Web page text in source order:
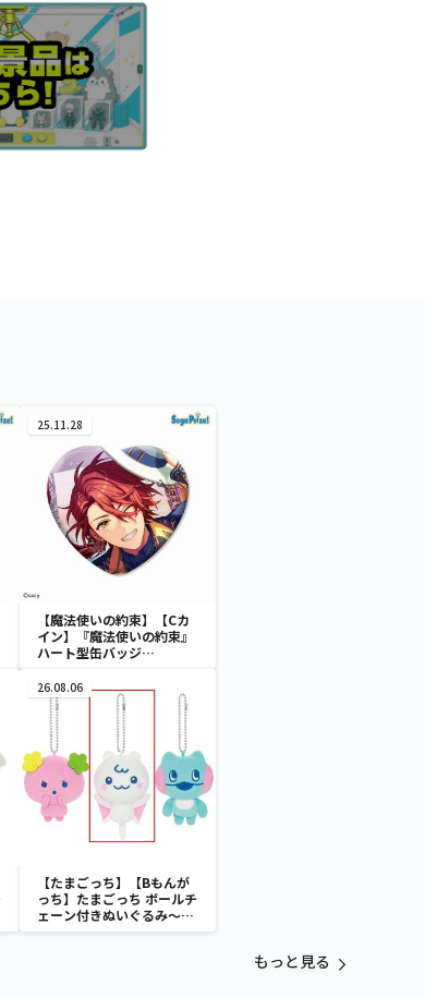
25.11.28
【魔法使いの約束】【Cカ
イン】『魔法使いの約束』
ハート型缶バッジ
26.08.06
【たまごっち】【Bもんが
っち】たまごっち ボールチ
ェーン付きぬいぐるみ～
Tamagotchi Paradise～
もっと見る